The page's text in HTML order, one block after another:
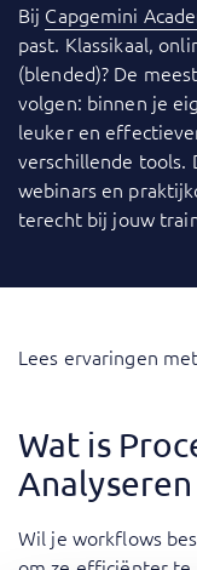
Bij Capgemini
past. Klassikaal,
(blended)? De
volgen: binnen je
leuker en
verschillende tools.
webinars en
terecht bij jouw
Lees ervaringen
Wat is
Analyseren
Wil je workflows